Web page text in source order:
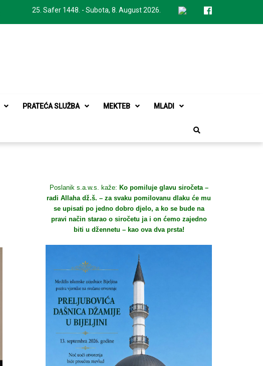
25. Safer 1448. - Subota, 8. August 2026.
PRATEĆA SLUŽBA MEKTEB MLADI
Poslanik s.a.w.s. kaže: Ko pomiluje glavu siročeta –
radi Allaha dž.š. – za svaku pomilovanu dlaku će mu
se upisati po jedno dobro djelo, a ko se bude na
pravi način starao o siročetu ja i on ćemo zajedno
biti u džennetu – kao ova dva prsta!